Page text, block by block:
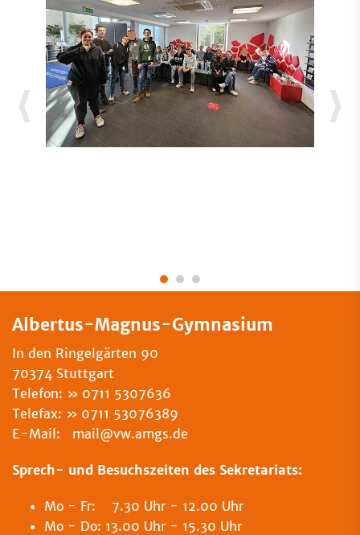
Albertus-Magnus-Gymnasium
In den Ringelgärten 90
70374 Stuttgart
Telefon:
0711 5307636
Telefax:
0711 53076389
E-Mail: mail@vw.amgs.de
Sprech- und Besuchszeiten des Sekretariats:
Mo - Fr: 7.30 Uhr - 12.00 Uhr
Mo - Do: 13.00 Uhr - 15.30 Uhr